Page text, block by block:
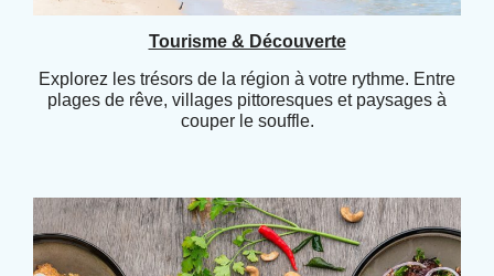
Tourisme & Découverte
Explorez les trésors de la région à votre rythme. Entre
plages de rêve, villages pittoresques et paysages à
couper le souffle.